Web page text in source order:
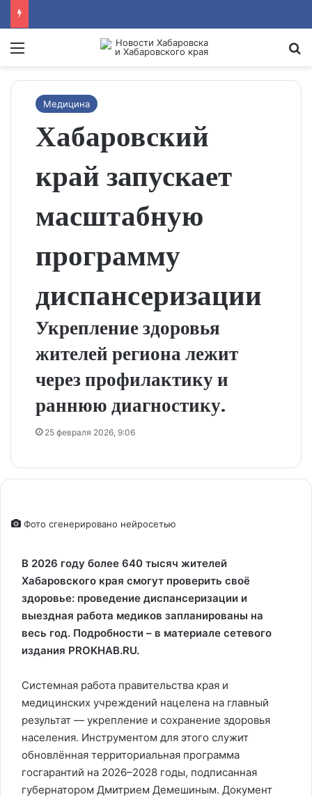
Menu
Медицина
Хабаровский
край запускает
масштабную
программу
диспансеризации
Укрепление здоровья
жителей региона лежит
через профилактику и
раннюю диагностику.
25 февраля 2026, 9:06
Фото сгенерировано нейросетью
В 2026 году более 640 тысяч жителей
Хабаровского края смогут проверить своё
здоровье: проведение диспансеризации и
выездная работа медиков запланированы на
весь год. Подробности – в материале сетевого
издания PROKHAB.RU.
Системная работа правительства края и
медицинских учреждений нацелена на главный
результат — укрепление и сохранение здоровья
населения. Инструментом для этого служит
обновлённая территориальная программа
госгарантий на 2026–2028 годы, подписанная
губернатором Дмитрием Демешиным. Документ